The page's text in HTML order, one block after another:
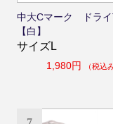
中大Cマーク ドライ
【白】
サイズL
1,980円 （税込
7